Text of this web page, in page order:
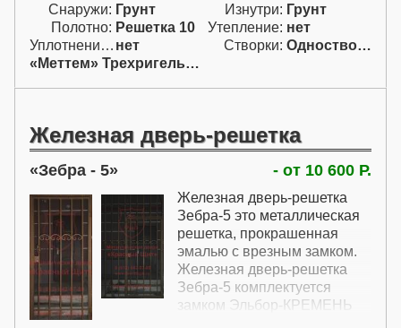
металлические двери-
решетки могут быть либо
серого, либо красно-
коричневого цвета.
Снаружи: Грунт Изнутри: Грунт
Полотно: Решетка 10 Утепление: нет
Уплотнение: нет Створки:
Одностворчатая (А)
«Меттем» Трехригельный
Железная дверь-решетка
Зебра - 5 - от 10 600 Р.
Железная дверь-решетка
Зебра-5 это металлическая
решетка, прокрашенная
эмалью с врезным замком.
Железная дверь-решетка
Зебра-5 комплектуется
замком Эльбор-КРЕМЕНЬ